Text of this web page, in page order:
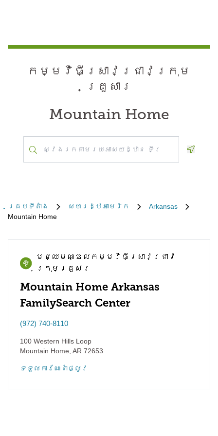
កម្មវិធី​ស្រាវជ្រាវ​ក្រុម
គ្រួសារ
Mountain Home
គ្រប់​ទីតាំង សហរដ្ឋអាមេរិក
Arkansas
Mountain Home
មជ្ឈមណ្ឌល​កម្មវិធី​ស្រាវជ្រាវ​
ក្រុមគ្រួសារ
Mountain Home Arkansas
FamilySearch Center
(972) 740-8110
100 Western Hills Loop
Mountain Home AR 72653
ទទួល​ការណែនាំ​ផ្លូវ